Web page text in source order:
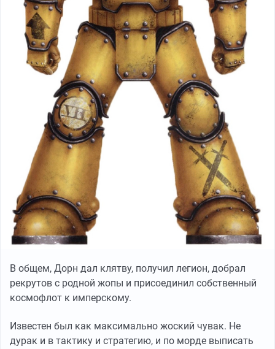
В общем, Дорн дал клятву, получил легион, добрал
рекрутов с родной жопы и присоединил собственный
космофлот к имперскому.
Известен был как максимально жоский чувак. Не
дурак и в тактику и стратегию, и по морде выписать